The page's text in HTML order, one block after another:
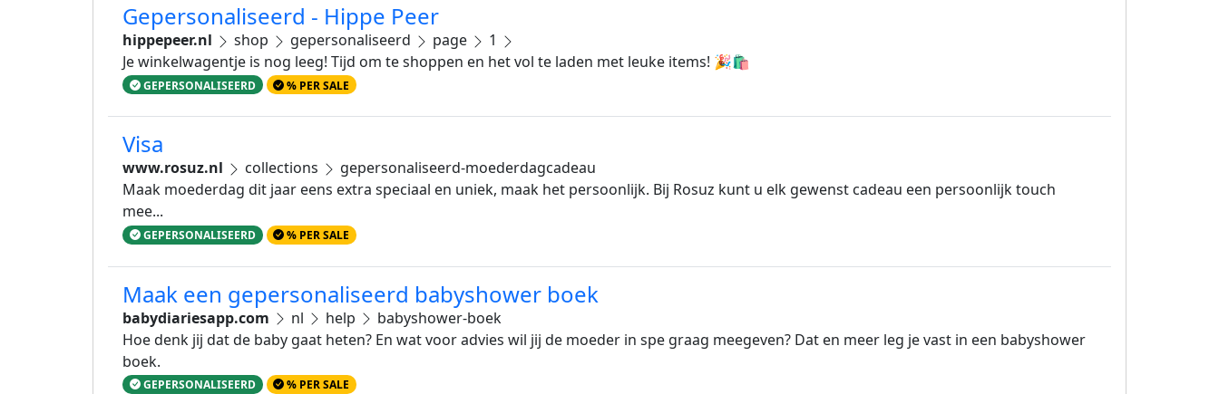
Gepersonaliseerd - Hippe Peer
hippepeer.nl shop gepersonaliseerd page
1
Je winkelwagentje is nog leeg! Tijd om te shoppen en het vol te laden met leuke items! 🎉🛍
GEPERSONALISEERD % PER SALE
Visa
www.rosuz.nl collections
gepersonaliseerd-moederdagcadeau
Maak moederdag dit jaar eens extra speciaal en uniek, maak het persoonlijk. Bij Rosuz kunt u elk gewenst cadeau een persoonlijk touch
mee...
GEPERSONALISEERD % PER SALE
Maak een gepersonaliseerd babyshower boek
babydiariesapp.com nl help
babyshower-boek
Hoe denk jij dat de baby gaat heten? En wat voor advies wil jij de moeder in spe graag meegeven? Dat en meer leg je vast in een babyshower
boek.
GEPERSONALISEERD % PER SALE